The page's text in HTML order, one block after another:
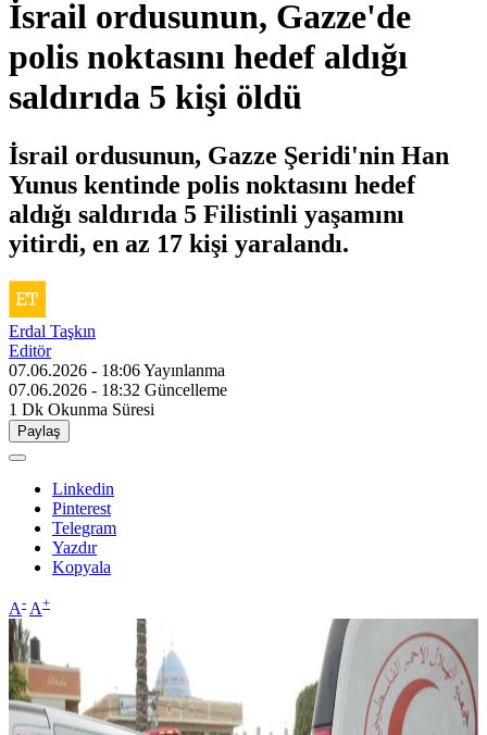
İsrail ordusunun, Gazze'de
polis noktasını hedef aldığı
saldırıda 5 kişi öldü
İsrail ordusunun, Gazze Şeridi'nin Han
Yunus kentinde polis noktasını hedef
aldığı saldırıda 5 Filistinli yaşamını
yitirdi, en az 17 kişi yaralandı.
Erdal Taşkın
Editör
07.06.2026 - 18:06Yayınlanma
07.06.2026 - 18:32 Güncelleme
1 Dk Okunma Süresi
Paylaş
Linkedin
Pinterest
Telegram
Yazdır
Kopyala
A- A+